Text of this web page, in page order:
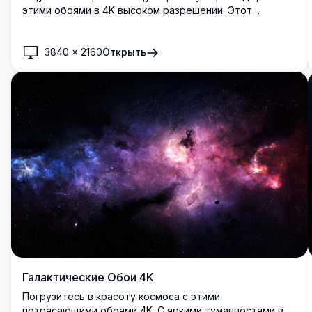
этими обоями в 4K высоком разрешении. Этот
подходит для любителей космоса и для тех, кто
свои экраны.
3840 × 2160Открыть
Галактические Обои 4K
Погрузитесь в красоту космоса с этими